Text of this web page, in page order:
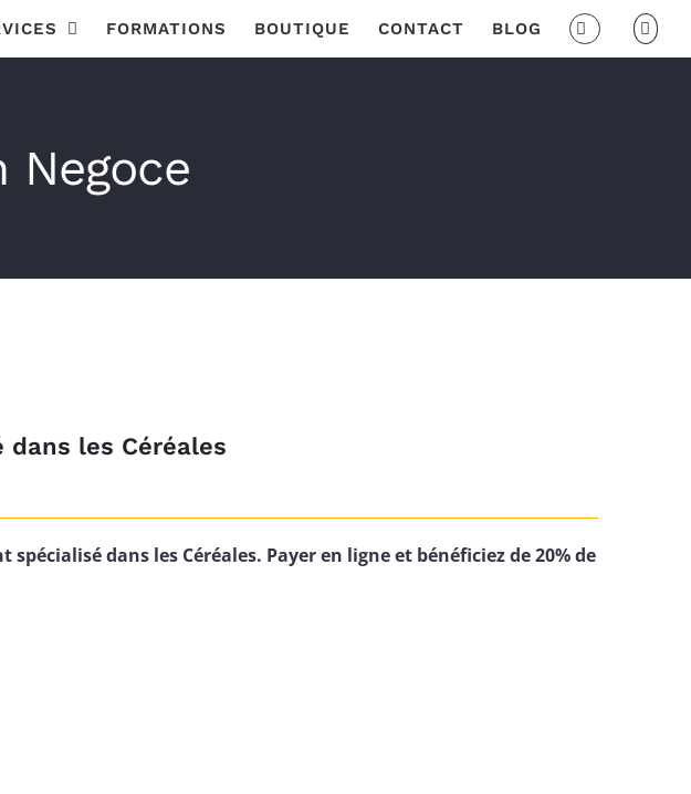
FORMATIONS BOUTIQUE CONTACT BLOG
Negoce
dans les Céréales
spécialisé dans les Céréales. Payer en ligne et bénéficiez de 20% de